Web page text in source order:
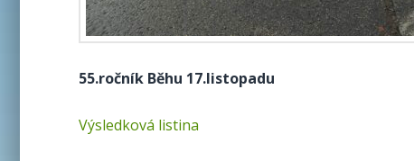
55.ročník Běhu 17.listopadu
Výsledková listina